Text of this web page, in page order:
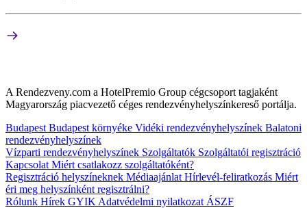
A Rendezveny.com a HotelPremio Group cégcsoport tagjaként
Magyarország piacvezető céges rendezvényhelyszínkereső portálja.
Budapest Budapest környéke Vidéki rendezvényhelyszínek Balatoni
rendezvényhelyszínek
Vízparti rendezvényhelyszínek Szolgáltatók Szolgáltatói regisztráció
Kapcsolat Miért csatlakozz szolgáltatóként?
Regisztráció helyszíneknek Médiaajánlat Hírlevél-feliratkozás Miért
éri meg helyszínként regisztrálni?
Rólunk Hírek GYIK Adatvédelmi nyilatkozat ÁSZF